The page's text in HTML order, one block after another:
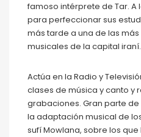
famoso intérprete de Tar. A
para perfeccionar sus
más tarde a una de las
musicales de la capital iraní.
Actúa en la Radio y
clases de música y canto y
grabaciones. Gran parte
la adaptación musical de
sufí Mowlana, sobre los